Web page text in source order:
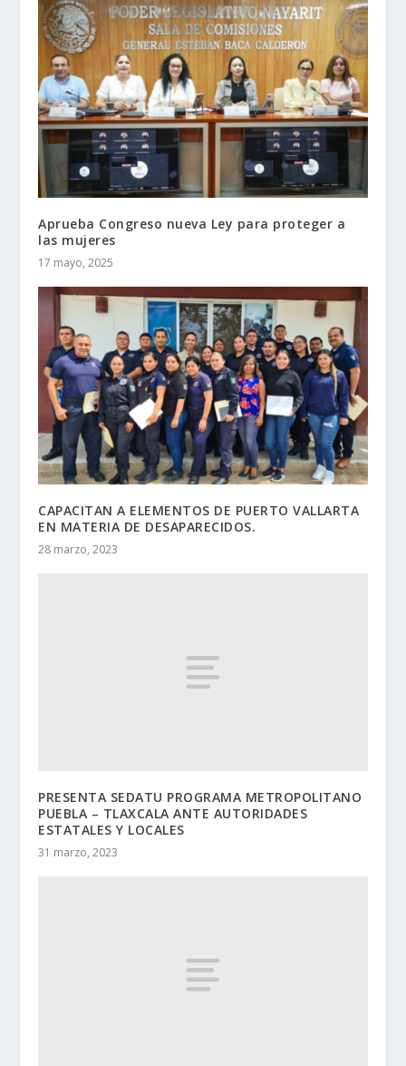
Aprueba Congreso nueva Ley para proteger a
las mujeres
17 mayo, 2025
CAPACITAN A ELEMENTOS DE PUERTO VALLARTA
EN MATERIA DE DESAPARECIDOS.
28 marzo, 2023
PRESENTA SEDATU PROGRAMA METROPOLITANO
PUEBLA – TLAXCALA ANTE AUTORIDADES
ESTATALES Y LOCALES
31 marzo, 2023